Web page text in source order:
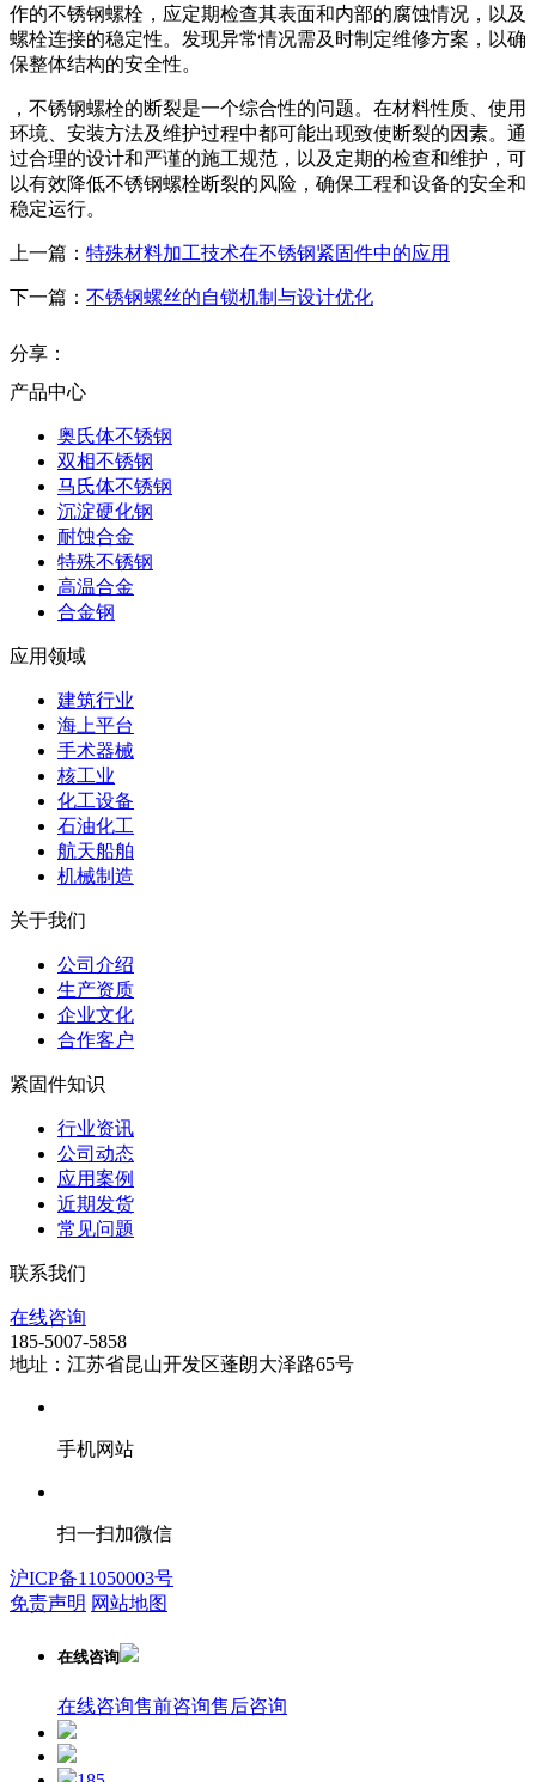
作的不锈钢螺栓，应定期检查其表面和内部的腐蚀情况，以及
螺栓连接的稳定性。发现异常情况需及时制定维修方案，以确
保整体结构的安全性。
，不锈钢螺栓的断裂是一个综合性的问题。在材料性质、使用
环境、安装方法及维护过程中都可能出现致使断裂的因素。通
过合理的设计和严谨的施工规范，以及定期的检查和维护，可
以有效降低不锈钢螺栓断裂的风险，确保工程和设备的安全和
稳定运行。
上一篇： 特殊材料加工技术在不锈钢紧固件中的应用
下一篇： 不锈钢螺丝的自锁机制与设计优化
分享：
产品中心
奥氏体不锈钢
双相不锈钢
马氏体不锈钢
沉淀硬化钢
耐蚀合金
特殊不锈钢
高温合金
合金钢
应用领域
建筑行业
海上平台
手术器械
核工业
化工设备
石油化工
航天船舶
机械制造
关于我们
公司介绍
生产资质
企业文化
合作客户
紧固件知识
行业资讯
公司动态
应用案例
近期发货
常见问题
联系我们
在线咨询
185-5007-5858
地址：江苏省昆山开发区蓬朗大泽路65号
手机网站
扫一扫加微信
沪ICP备11050003号
免责声明 网站地图
在线咨询
在线咨询售前咨询售后咨询